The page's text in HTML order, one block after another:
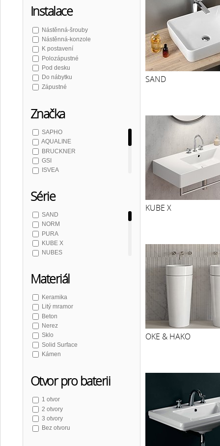
Instalace
Nástěnná-šrouby
Nástěnná-konzole
K postavení
Polozápustné
Pod desku
Do nábytku
Zápustné
Značka
SAPHO
AQUALINE
BRUCKNER
GSI
ISVEA
CREAVIT
CERASTYLE
Série
SAND
NORM
PURA
KUBE X
NUBES
OKE & HAKO
KANAAL
CLASSIC
RETRO KERASAN
WALDORF
ANTIK
KID
FLAVIA
AMUR
LUCIOLA
ARUBA
Materiál
Keramika
Litý mramor
Beton
Nerez
Sklo
Solid Surface
Kámen
Otvor pro baterii
1 otvor
2 otvory
3 otvory
Bez otvoru
SAND
KUBE X
OKE & HAKO